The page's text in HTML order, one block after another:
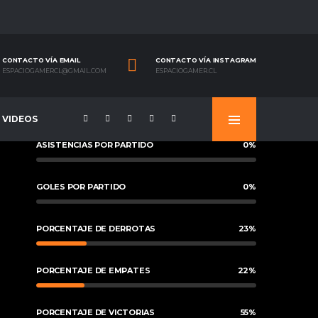
CONTACTO VÍA EMAIL
ESPACIOGAMERCL@GMAIL.COM
CONTACTO VÍA INSTAGRAM
ESPACIOGAMER.CL
VIDEOS
ASISTENCIAS POR PARTIDO 0%
GOLES POR PARTIDO 0%
PORCENTAJE DE DERROTAS 23%
PORCENTAJE DE EMPATES 22%
PORCENTAJE DE VICTORIAS 55%